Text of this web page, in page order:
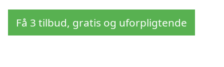
Få 3 tilbud, gratis og uforpligtende